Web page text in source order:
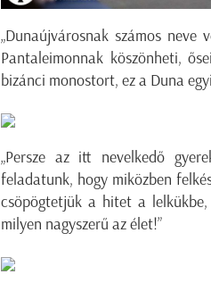
„Dunaújvárosnak számos
Pantaleimonnak köszönheti,
bizánci monostort, ez a Duna
„Persze az itt nevelkedő
feladatunk, hogy miközben
csöpögtetjük a hitet a
milyen nagyszerű az élet!”